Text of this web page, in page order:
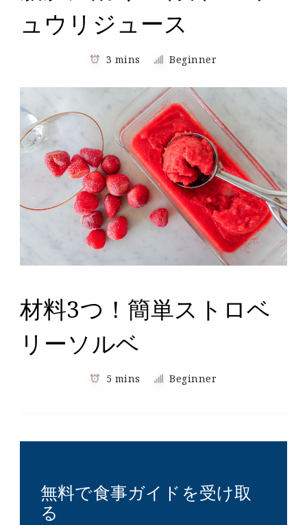
ュウリジュース
3 mins Beginner
材料3つ！簡単ストロベ
リーソルベ
5 mins Beginner
無料で食事ガイドを受け取
る